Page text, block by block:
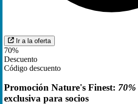
Ir a la oferta
70%
Descuento
Código descuento
Promoción Nature's Finest: 70%
exclusiva para socios